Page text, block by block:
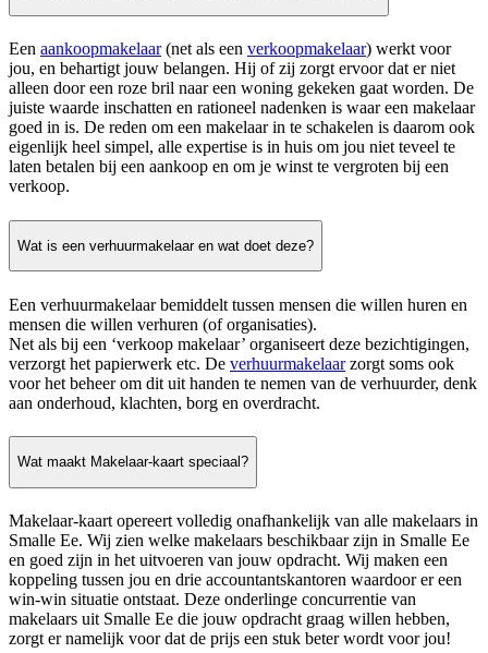
Een aankoopmakelaar(net als een verkoopmakelaar) werkt voor
jou, en behartigt jouw belangen. Hij of zij zorgt ervoor dat er niet
alleen door een roze bril naar een woning gekeken gaat worden. De
juiste waarde inschatten en rationeel nadenken is waar een makelaar
goed in is. De reden om een makelaar in te schakelen is daarom ook
eigenlijk heel simpel, alle expertise is in huis om jou niet teveel te
laten betalen bij een aankoop en om je winst te vergroten bij een
verkoop.
Wat is een verhuurmakelaar en wat doet deze?
Een verhuurmakelaar bemiddelt tussen mensen die willen huren en
mensen die willen verhuren (of organisaties).
Net als bij een ‘verkoop makelaar’ organiseert deze bezichtigingen,
verzorgt het papierwerk etc. De verhuurmakelaarzorgt soms ook
voor het beheer om dit uit handen te nemen van de verhuurder, denk
aan onderhoud, klachten, borg en overdracht.
Wat maakt Makelaar-kaart speciaal?
Makelaar-kaart opereert volledig onafhankelijk van alle makelaars in
Smalle Ee. Wij zien welke makelaars beschikbaar zijn in Smalle Ee
en goed zijn in het uitvoeren van jouw opdracht. Wij maken een
koppeling tussen jou en drie accountantskantoren waardoor er een
win-win situatie ontstaat. Deze onderlinge concurrentie van
makelaars uit Smalle Ee die jouw opdracht graag willen hebben,
zorgt er namelijk voor dat de prijs een stuk beter wordt voor jou!